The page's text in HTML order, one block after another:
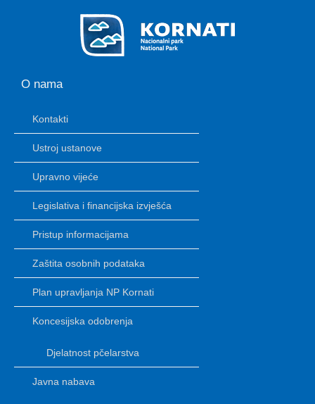
O nama
Kontakti
Ustroj ustanove
Upravno vijeće
Legislativa i financijska izvješća
Pristup informacijama
Zaštita osobnih podataka
Plan upravljanja NP Kornati
Koncesijska odobrenja
Djelatnost pčelarstva
Javna nabava